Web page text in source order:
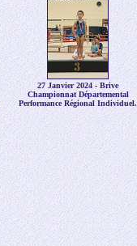
27 Janvier 2024 - Brive
Championnat Départemental
Performance Régional Individuel.